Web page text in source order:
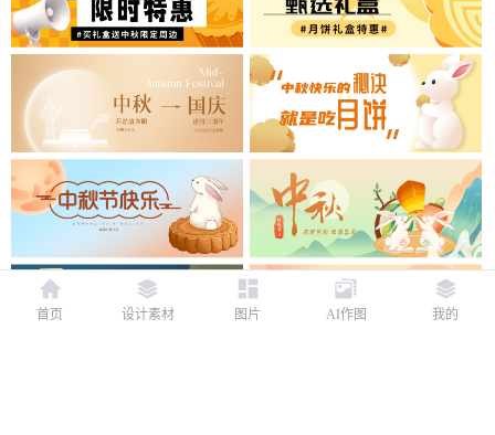
首页 设计素材 图片 AI作图 我的